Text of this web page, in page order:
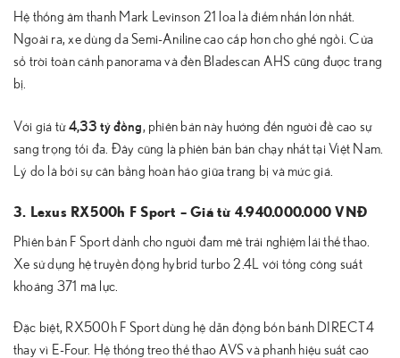
Hệ thống âm thanh Mark Levinson 21 loa là điểm nhấn lớn nhất.
Ngoài ra, xe dùng da Semi-Aniline cao cấp hơn cho ghế ngồi. Cửa
sổ trời toàn cảnh panorama và đèn Bladescan AHS cũng được trang
bị.
Với giá từ4,33 tỷ đồng, phiên bản này hướng đến người đề cao sự
sang trọng tối đa. Đây cũng là phiên bản bán chạy nhất tại Việt Nam.
Lý do là bởi sự cân bằng hoàn hảo giữa trang bị và mức giá.
3. Lexus RX500h F Sport – Giá từ 4.940.000.000 VNĐ
Phiên bản F Sport dành cho người đam mê trải nghiệm lái thể thao.
Xe sử dụng hệ truyền động hybrid turbo 2.4L với tổng công suất
khoảng 371 mã lực.
Đặc biệt, RX500h F Sport dùng hệ dẫn động bốn bánh DIRECT4
thay vì E-Four. Hệ thống treo thể thao AVS và phanh hiệu suất cao